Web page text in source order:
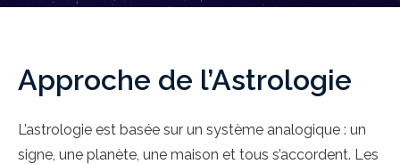
Approche de l’Astrologie
L’astrologie est basée sur un système analogique : un
signe, une planète, une maison et tous s’accordent. Les